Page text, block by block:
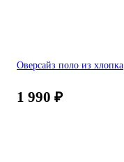
Оверсайз поло из хлопка
1 990 ₽